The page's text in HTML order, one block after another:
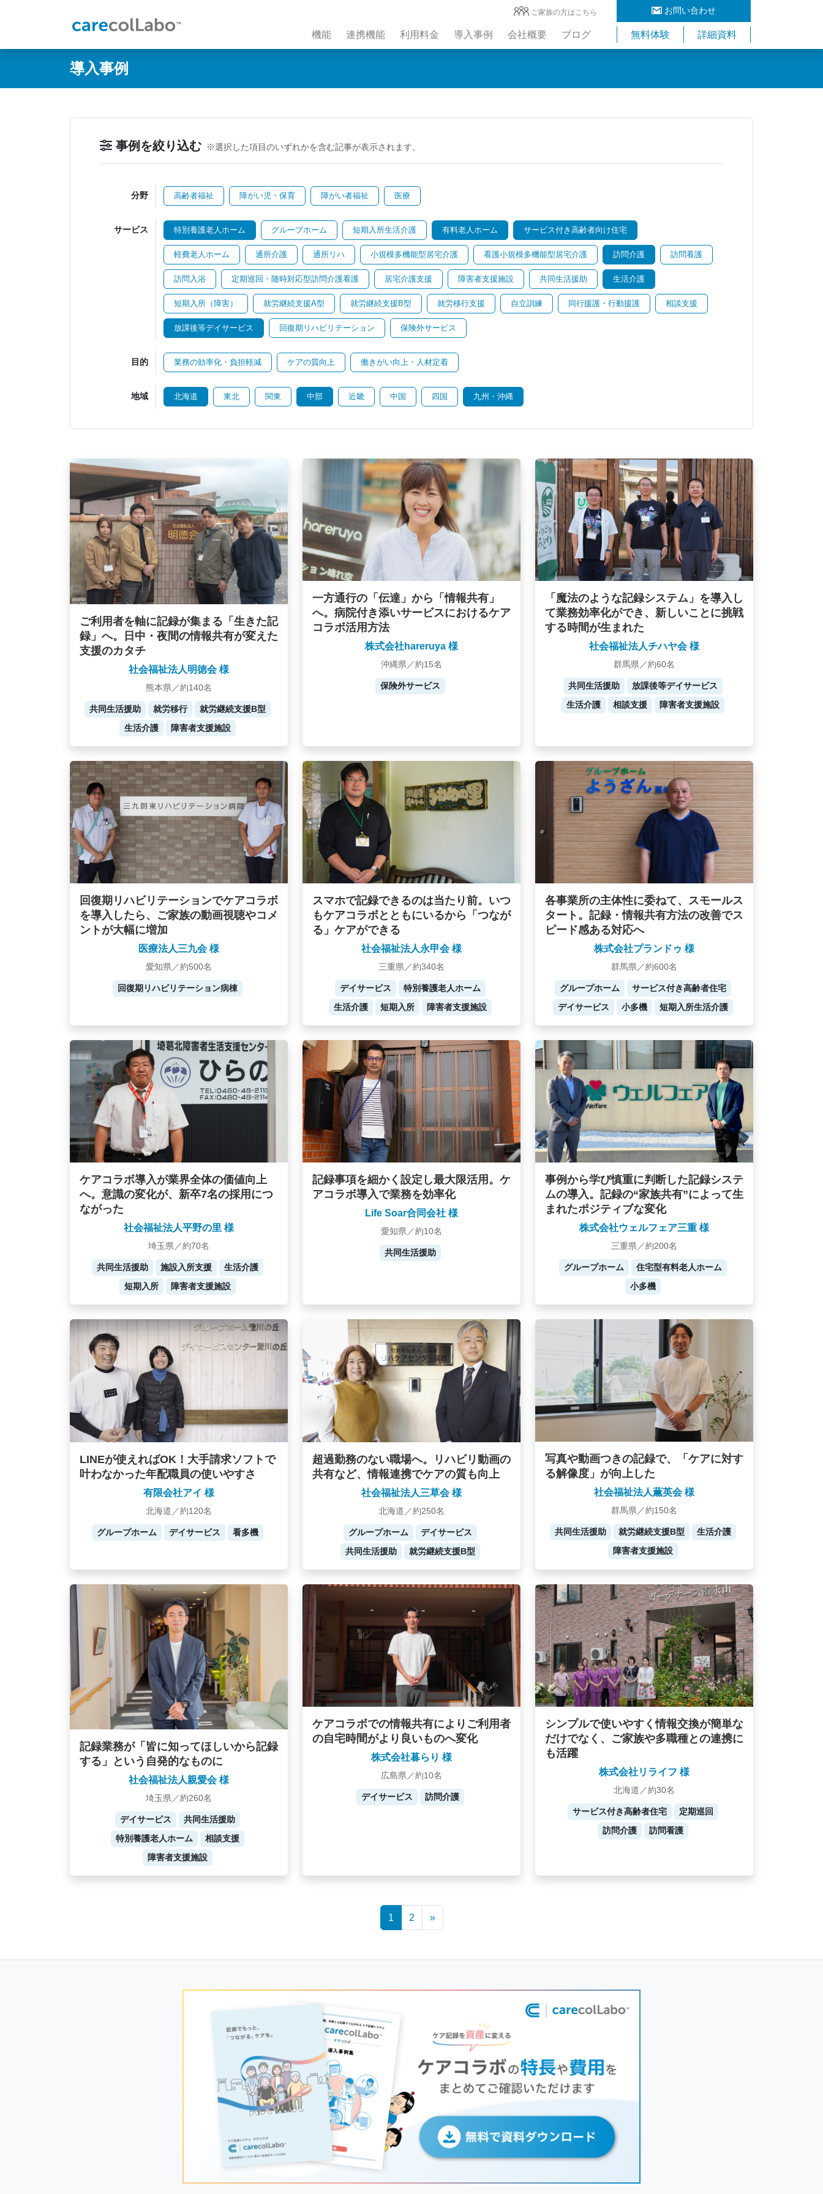
お問い合わせ
ご家族の方はこちら
機能 連携機能 利用料金 導入事例 会社概要 ブログ 無料体験 詳細資料
導入事例
事例を絞り込む ※選択した項目のいずれかを含む記事が表示されます。
分野 高齢者福祉 障がい児・保育 障がい者福祉 医療
サービス 特別養護老人ホーム グループホーム 短期入所生活介護 有料老人ホーム サービス付き高齢者向け住宅
軽費老人ホーム 通所介護 通所リハ 小規模多機能型居宅介護 看護小規模多機能型居宅介護 訪問介護 訪問看護
訪問入浴 定期巡回・随時対応型訪問介護看護 居宅介護支援 障害者支援施設 共同生活援助 生活介護
短期入所（障害） 就労継続支援A型 就労継続支援B型 就労移行支援 自立訓練 同行援護・行動援護 相談支援
放課後等デイサービス 回復期リハビリテーション 保険外サービス
目的 業務の効率化・負担軽減 ケアの質向上 働きがい向上・人材定着
地域 北海道 東北 関東 中部 近畿 中国 四国 九州・沖縄
ご利用者を軸に記録が集まる「生きた記
録」へ。日中・夜間の情報共有が変えた
支援のカタチ
社会福祉法人明徳会 様
熊本県／約140名
共同生活援助 就労移行
就労継続支援B型
生活介護
障害者支援施設
一方通行の「伝達」から「情報共有」
へ。病院付き添いサービスにおけるケア
コラボ活用方法
株式会社hareruya 様
沖縄県／約15名
保険外サービス
「魔法のような記録システム」を導入し
て業務効率化ができ、新しいことに挑戦
する時間が生まれた
社会福祉法人チハヤ会 様
群馬県／約60名
共同生活援助
放課後等デイサービス
生活介護
相談支援 障害者支援施設
回復期リハビリテーションでケアコラボ
を導入したら、ご家族の動画視聴やコメ
ントが大幅に増加
医療法人三九会 様
愛知県／約500名
回復期リハビリテーション病棟
スマホで記録できるのは当たり前。いつ
もケアコラボとともにいるから「つなが
る」ケアができる
社会福祉法人永甲会 様
三重県／約340名
デイサービス
特別養護老人ホーム
生活介護
短期入所 障害者支援施設
各事業所の主体性に委ねて、スモールス
タート。記録・情報共有方法の改善でス
ピード感ある対応へ
株式会社プランドゥ 様
群馬県／約600名
グループホーム
サービス付き高齢者住宅
デイサービス
小多機 短期入所生活介護
ケアコラボ導入が業界全体の価値向上
へ。意識の変化が、新卒7名の採用につ
ながった
社会福祉法人平野の里 様
埼玉県／約70名
共同生活援助 施設入所支援
生活介護
短期入所
障害者支援施設
記録事項を細かく設定し最大限活用。ケ
アコラボ導入で業務を効率化
Life Soar合同会社 様
愛知県／約10名
共同生活援助
事例から学び慎重に判断した記録システ
ムの導入。記録の“家族共有”によって生
まれたポジティブな変化
株式会社ウェルフェア三重 様
三重県／約200名
グループホーム
住宅型有料老人ホーム
小多機
LINEが使えればOK！大手請求ソフトで
叶わなかった年配職員の使いやすさ
有限会社アイ 様
北海道／約120名
グループホーム デイサービス 看多機
超過勤務のない職場へ。リハビリ動画の
共有など、情報連携でケアの質も向上
社会福祉法人三草会 様
北海道／約250名
グループホーム
デイサービス
共同生活援助
就労継続支援B型
写真や動画つきの記録で、「ケアに対す
る解像度」が向上した
社会福祉法人薫英会 様
群馬県／約150名
共同生活援助 就労継続支援B型
生活介護
障害者支援施設
記録業務が「皆に知ってほしいから記録
する」という自発的なものに
社会福祉法人親愛会 様
埼玉県／約260名
デイサービス
共同生活援助
特別養護老人ホーム
相談支援
障害者支援施設
ケアコラボでの情報共有によりご利用者
の自宅時間がより良いものへ変化
株式会社暮らり 様
広島県／約10名
デイサービス 訪問介護
シンプルで使いやすく情報交換が簡単な
だけでなく、ご家族や多職種との連携に
も活躍
株式会社リライフ 様
北海道／約30名
サービス付き高齢者住宅
定期巡回
訪問介護
訪問看護
1 2 »